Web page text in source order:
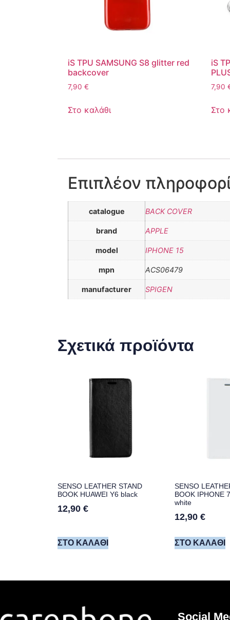
iS TPU SAMSUNG S8 glitter red
backcover
7,90 €
Στο καλάθι
iS
7,90
Στο
Επιπλέον
catalogue BACK COVER
brand APPLE
model IPHONE 15
mpn ACS06479
manufacturer SPIGEN
Σχετικά προϊόντα
SENSO LEATHER STAND
BOOK HUAWEI Y6 black
12,90 €
ΣΤΟ ΚΑΛΆΘΙ
SENSO
BOOK IPHONE
white
12,90 €
ΣΤΟ ΚΑΛΆΘΙ
Social